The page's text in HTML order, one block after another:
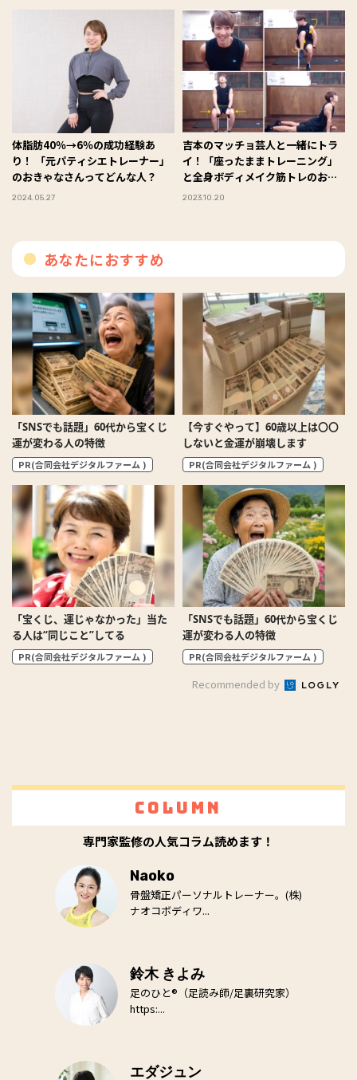
体脂肪40％→6％の成功経験あ
り！ 「元パティシエトレーナー」
のおきゃなさんってどんな人？
2024.05.27
吉本のマッチョ芸人と一緒にトラ
イ！「座ったままトレーニング」
と全身ボディメイク筋トレのおさ
らい♪
2023.10.20
あなたにおすすめ
「SNSでも話題」60代から宝くじ
運が変わる人の特徴
PR(合同会社デジタルファーム )
【今すぐやって】60歳以上は〇〇
しないと金運が崩壊します
PR(合同会社デジタルファーム )
「宝くじ、運じゃなかった」当た
る人は“同じこと”してる
PR(合同会社デジタルファーム )
「SNSでも話題」60代から宝くじ
運が変わる人の特徴
PR(合同会社デジタルファーム )
Recommended by
Column
専門家監修の人気コラム読めます！
Naoko
骨盤矯正パーソナルトレーナー。(株)
ナオコボディワ...
鈴木 きよみ
足のひと®（足読み師/足裏研究家）
https:...
エダジュン